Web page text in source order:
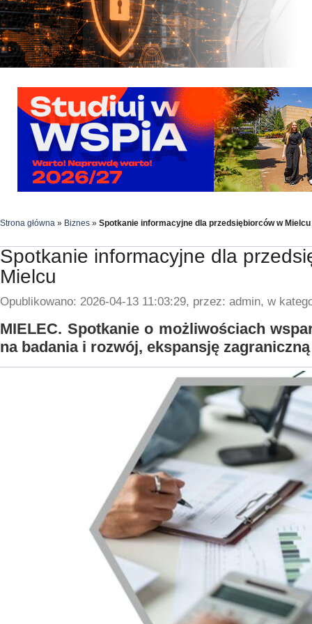
Strona główna » Biznes » Spotkanie informacyjne dla przedsiębiorców w Mielcu
Spotkanie informacyjne dla
Mielcu
Opublikowano: 2026-04-13 11:03:29, przez: admin, w
MIELEC. Spotkanie o możliwościach
na badania i rozwój, ekspansję